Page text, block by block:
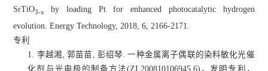
SrTiO3-x by loading Pt for enhanced photocatalytic hydrogen
evolution. Energy Technology, 2018, 6, 2166-2171.
专利
1. 李越湘, 郭苗苗, 彭绍琴. 一种金属离子偶联的染料敏化光催
化剂与光电极的制备方法(ZL200810106945.6)，发明专利，